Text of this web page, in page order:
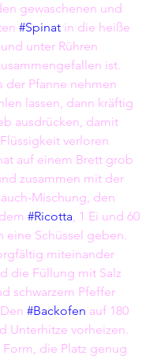
gewaschenen und
#Spinat in die heiße
unter Rühren
ist.
der Pfanne nehmen
lassen, dann kräftig
ausdrücken, damit
verloren
auf einem Brett grob
zusammen mit der
Mischung, den
#Ricotta, 1 Ei und 60
eine Schüssel geben.
miteinander
die Füllung mit Salz
schwarzem Pfeffer
#Backofen auf 180
Unterhitze vorheizen.
die Platz genug